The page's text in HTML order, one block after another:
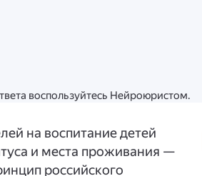
воспользуйтесь Нейроюристом.
на воспитание детей
и места проживания —
российского